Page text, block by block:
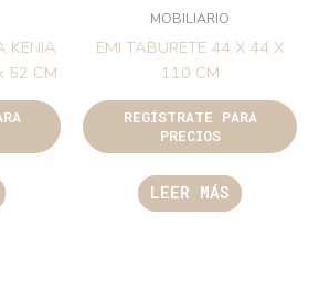
KENIA
52 CM
MOBILIARIO
EMI TABURETE 44 X 44 X
110 CM
REGÍSTRATE PARA
PRECIOS
LEER MÁS